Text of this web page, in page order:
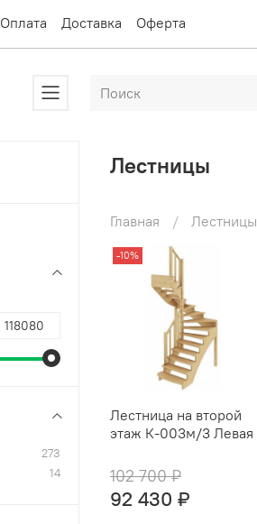
Оплата Доставка Оферта
Лестницы
Главная Лестницы
-10%
Лестница на второй
этаж К-003м/3 Левая
102 700 ₽
92 430 ₽
273
14